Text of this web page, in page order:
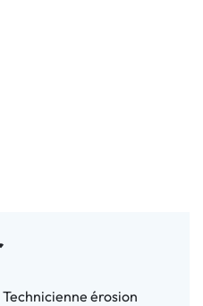
Technicienne érosion